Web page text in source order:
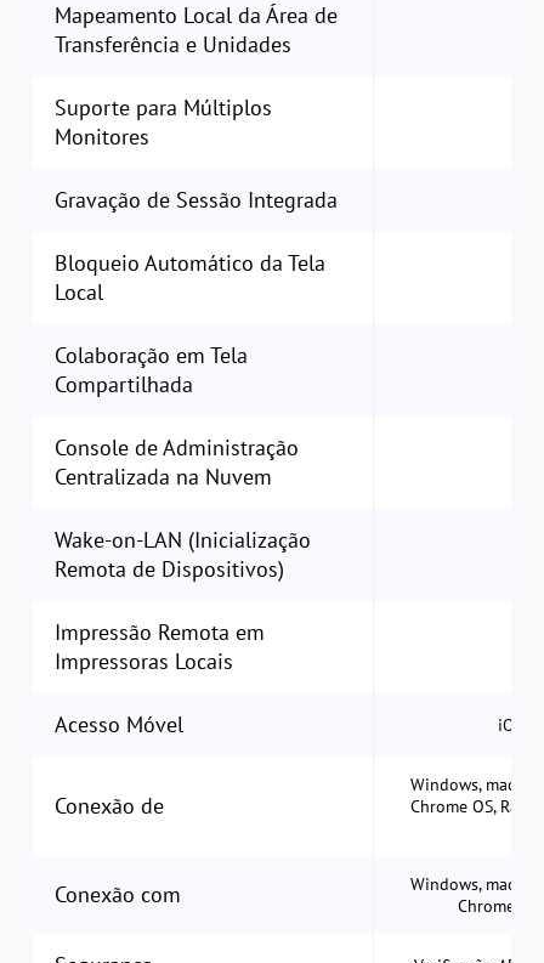
Mapeamento Local da Área de
Transferência e Unidades
Suporte para Múltiplos
Monitores
Gravação de Sessão Integrada
Bloqueio Automático da Tela
Local
Colaboração em Tela
Compartilhada
Console de Administração
Centralizada na Nuvem
Wake-on-LAN (Inicialização
Remota de Dispositivos)
Impressão Remota em
Impressoras Locais
Acesso Móvel iOS
Conexão de
Windows,
Chrome OS,
Conexão com
Windows,
Chrome